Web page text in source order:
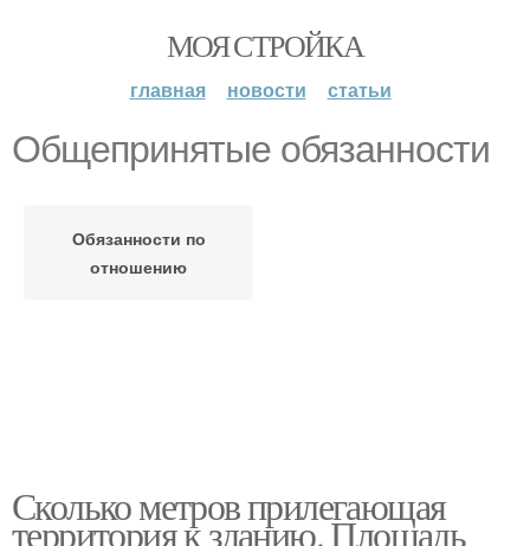
МОЯ СТРОЙКА
главная новости статьи
Общепринятые обязанности
Обязанности по
отношению
Сколько метров прилегающая
территория к зданию. Площадь